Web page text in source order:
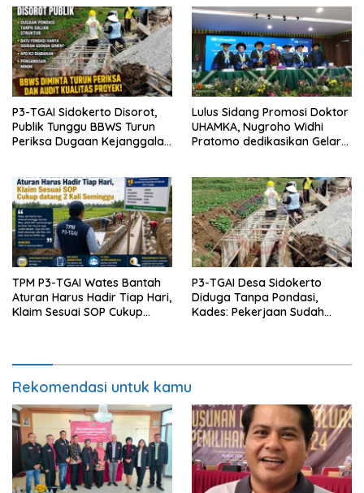
P3-TGAI Sidokerto Disorot,
Publik Tunggu BBWS Turun
Periksa Dugaan Kejanggalan
Lulus Sidang Promosi Doktor
UHAMKA, Nugroho Widhi
Pratomo dedikasikan Gelar
TPM P3-TGAI Wates Bantah
Aturan Harus Hadir Tiap Hari,
Klaim Sesuai SOP Cukup
P3-TGAI Desa Sidokerto
Diduga Tanpa Pondasi,
Kades: Pekerjaan Sudah
Rekomendasi untuk kamu